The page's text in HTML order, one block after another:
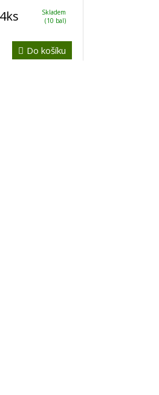
Skladem
(10 bal)
Do košíku